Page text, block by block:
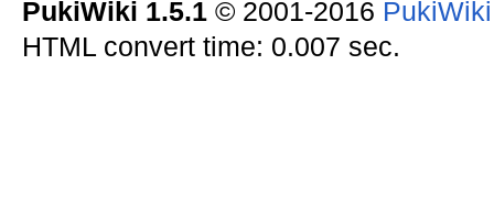
PukiWiki 1.5.1© 2001-2016
HTML convert time: 0.007 sec.